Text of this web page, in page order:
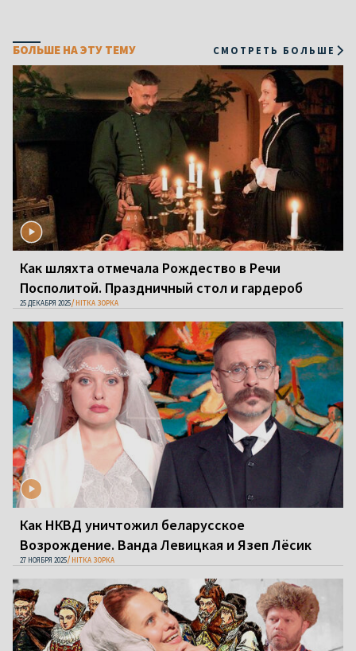
БОЛЬШЕ НА ЭТУ ТЕМУ СМОТРЕТЬ БОЛЬШЕ
Как шляхта отмечала Рождество в Речи
Посполитой. Праздничный стол и гардероб
25 ДЕКАБРЯ 2025 НІТКА ЗОРКА
Как НКВД уничтожил беларусское
Возрождение. Ванда Левицкая и Язеп Лёсик
27 НОЯБРЯ 2025 НІТКА ЗОРКА